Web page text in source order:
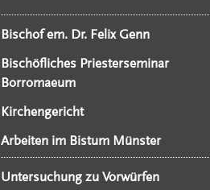
Bischof em. Dr. Felix Genn
Bischöfliches Priesterseminar
Borromaeum
Kirchengericht
Arbeiten im Bistum Münster
Untersuchung zu Vorwürfen